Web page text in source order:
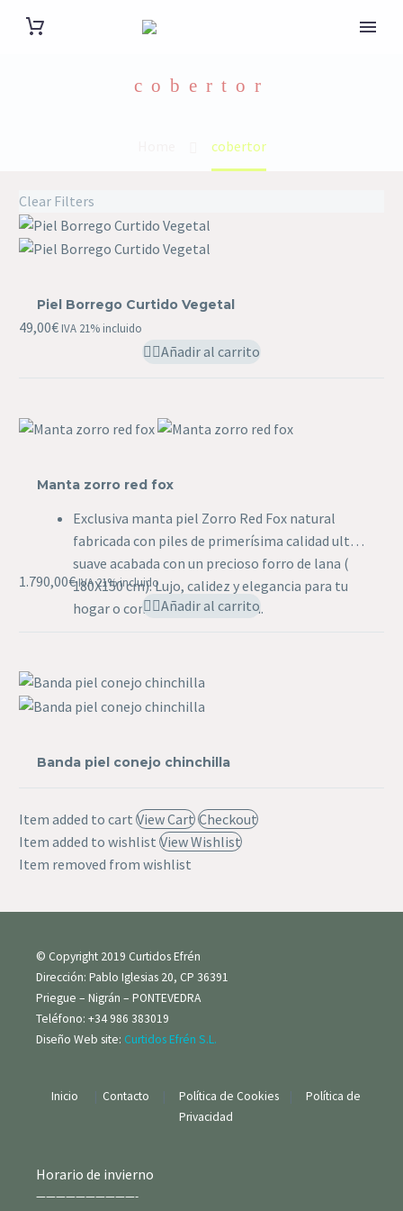
cobertor
cobertor
Clear Filters
Vegetal
Piel Borrego Curtido Vegetal
49,00€ IVA 21% incluido
Añadir al carrito
Manta zorro red fox
Exclusiva manta piel Zorro Red Fox natural
fabricada con piles de primerísima calidad ultra
suave acabada con un precioso forro de lana (
180X150 cm). Lujo, calidez y elegancia para tu
hogar o como regalo premium.
1.790,00€ IVA 21% incluido
Añadir al carrito
Banda piel conejo chinchilla
Item added to cart View Cart Checkout
Item added to wishlist View Wishlist
Item removed from wishlist
© Copyright 2019 Curtidos Efrén
Dirección: Pablo Iglesias 20, CP 36391
Priegue – Nigrán – PONTEVEDRA
Teléfono: +34 986 383019
Diseño Web site: Curtidos Efrén S.L.
Inicio | Contacto | Política de Cookies |
Política de
Privacidad
Horario de invierno
——————————-